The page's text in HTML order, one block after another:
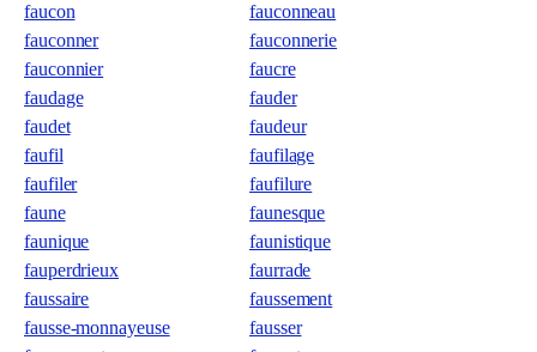
faucon
fauconneau
fauconner
fauconnerie
fauconnier
faucre
faudage
fauder
faudet
faudeur
faufil
faufilage
faufiler
faufilure
faune
faunesque
faunique
faunistique
fauperdrieux
faurrade
faussaire
faussement
fausse-monnayeuse
fausser